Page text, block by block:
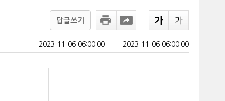
답글쓰기
2023-11-06 06:00:00 2023-11-06 06:00:00